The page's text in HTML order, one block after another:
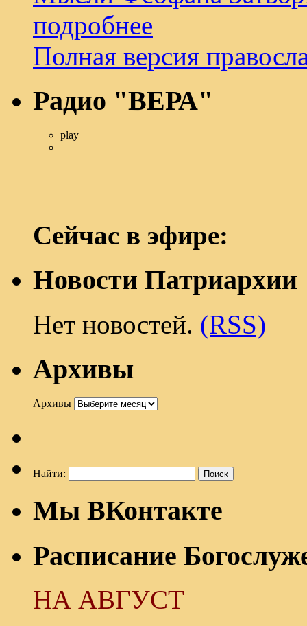
подробнее
Полная версия
Радио "ВЕРА"
play
Сейчас в эфире:
Новости Патриархии
Нет новостей. (RSS)
Архивы
Архивы
Найти:
Мы ВКонтакте
Расписание
НА АВГУСТ